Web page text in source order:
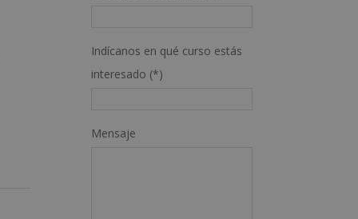
Indícanos en qué curso estás
interesado (*)
Mensaje